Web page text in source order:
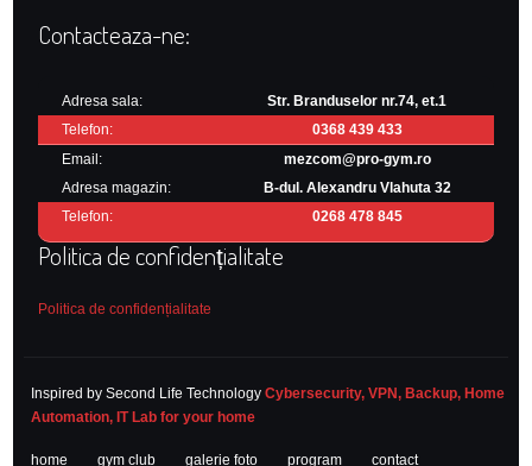
Contacteaza-ne:
Adresa sala:
Str. Branduselor nr.74, et.1
Telefon:
0368 439 433
Email:
mezcom@pro-gym.ro
Adresa magazin:
B-dul. Alexandru Vlahuta 32
Telefon:
0268 478 845
Politica de confidențialitate
Politica de confidențialitate
Inspired by Second Life Technology Cybersecurity, VPN, Backup, Home
Automation, IT Lab for your home
home gym club galerie foto program contact